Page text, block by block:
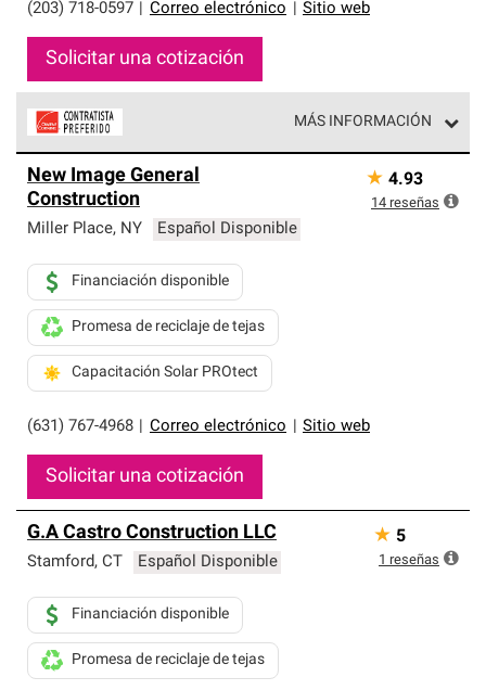
(203) 718-0597 Correo electrónico Sitio web
Solicitar una cotización
MÁS INFORMACIÓN
parte de una red exclusiva de profesionales de techos
que cumplen con altos estándares y requisitos estrictos
de profesionalismo y confiabilidad.
New Image General
Construction
Miller Place, NY Español Disponible
(631) 767-4968 Correo electrónico Sitio web
Financiación disponible
Promesa de reciclaje de tejas
Capacitación Solar PROtect
Solicitar una cotización
★ 4.93
14 reseñas
G.A Castro Construction LLC
Stamford, CT Español Disponible
Financiación disponible
Promesa de reciclaje de tejas
★ 5
1 reseñas